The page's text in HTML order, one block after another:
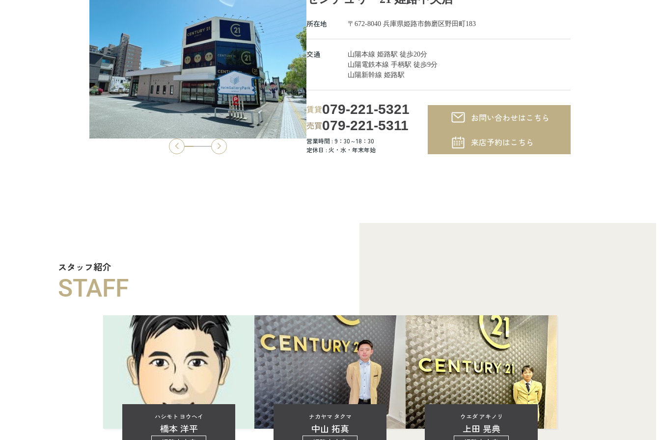
所在地 〒672-8040 兵庫県姫路市飾磨区野田町183
交通
山陽本線 姫路駅 徒歩20分
山陽電鉄本線 手柄駅 徒歩9分
山陽新幹線 姫路駅
賃貸079-221-5321
売買079-221-5311
営業時間 : 9：30～18：30
定休日 : 火・水・年末年始
お問い合わせはこちら
来店予約はこちら
スタッフ紹介
STAFF
ハシモト ヨウヘイ
橋本 洋平
ナカヤマ タクマ
中山 拓真
ウエダ アキノリ
上田 晃典